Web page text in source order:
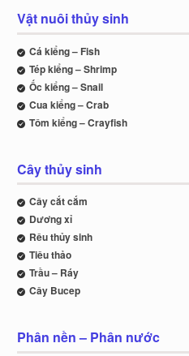
Vật nuôi thủy sinh
Cá kiểng – Fish
Tép kiểng – Shrimp
Ốc kiểng – Snail
Cua kiểng – Crab
Tôm kiểng – Crayfish
Cây thủy sinh
Cây cắt cắm
Dương xỉ
Rêu thủy sinh
Tiêu thảo
Trầu – Ráy
Cây Bucep
Phân nền – Phân nước